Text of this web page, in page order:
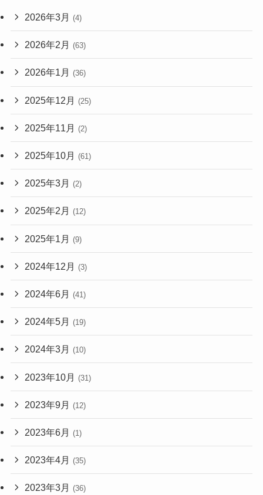
2026年3月 (4)
2026年2月 (63)
2026年1月 (36)
2025年12月 (25)
2025年11月 (2)
2025年10月 (61)
2025年3月 (2)
2025年2月 (12)
2025年1月 (9)
2024年12月 (3)
2024年6月 (41)
2024年5月 (19)
2024年3月 (10)
2023年10月 (31)
2023年9月 (12)
2023年6月 (1)
2023年4月 (35)
2023年3月 (36)